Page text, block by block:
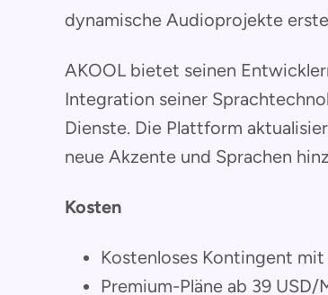
dynamische Audioprojekte
AKOOL bietet seinen
Integration seiner
Dienste. Die Plattform
neue Akzente und Sprachen
Kosten
Kostenloses Kontingent
Premium-Pläne ab 39 USD/